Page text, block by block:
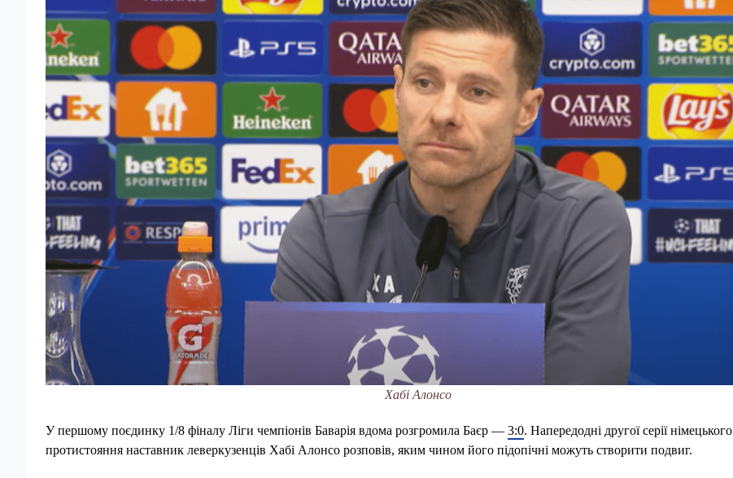
Хабі Алонсо
У першому поєдинку 1/8 фіналу Ліги чемпіонів Баварія вдома розгромила Баєр — 3:0. Напередодні другої серії німецького
протистояння наставник леверкузенців Хабі Алонсо розповів, яким чином його підопічні можуть створити подвиг.